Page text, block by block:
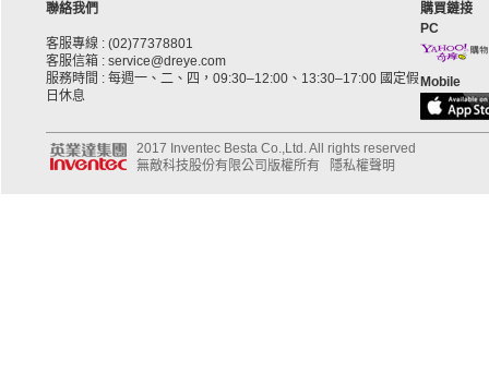
聯絡我們
客服專線 : (02)77378801
客服信箱 : service@dreye.com
服務時間 : 每週一、二、四，09:30–12:00、13:30–17:00 國定假
日休息
購買鏈接
PC
Mobile
2017 Inventec Besta Co.,Ltd. All rights reserved
無敵科技股份有限公司版權所有
隱私權聲明